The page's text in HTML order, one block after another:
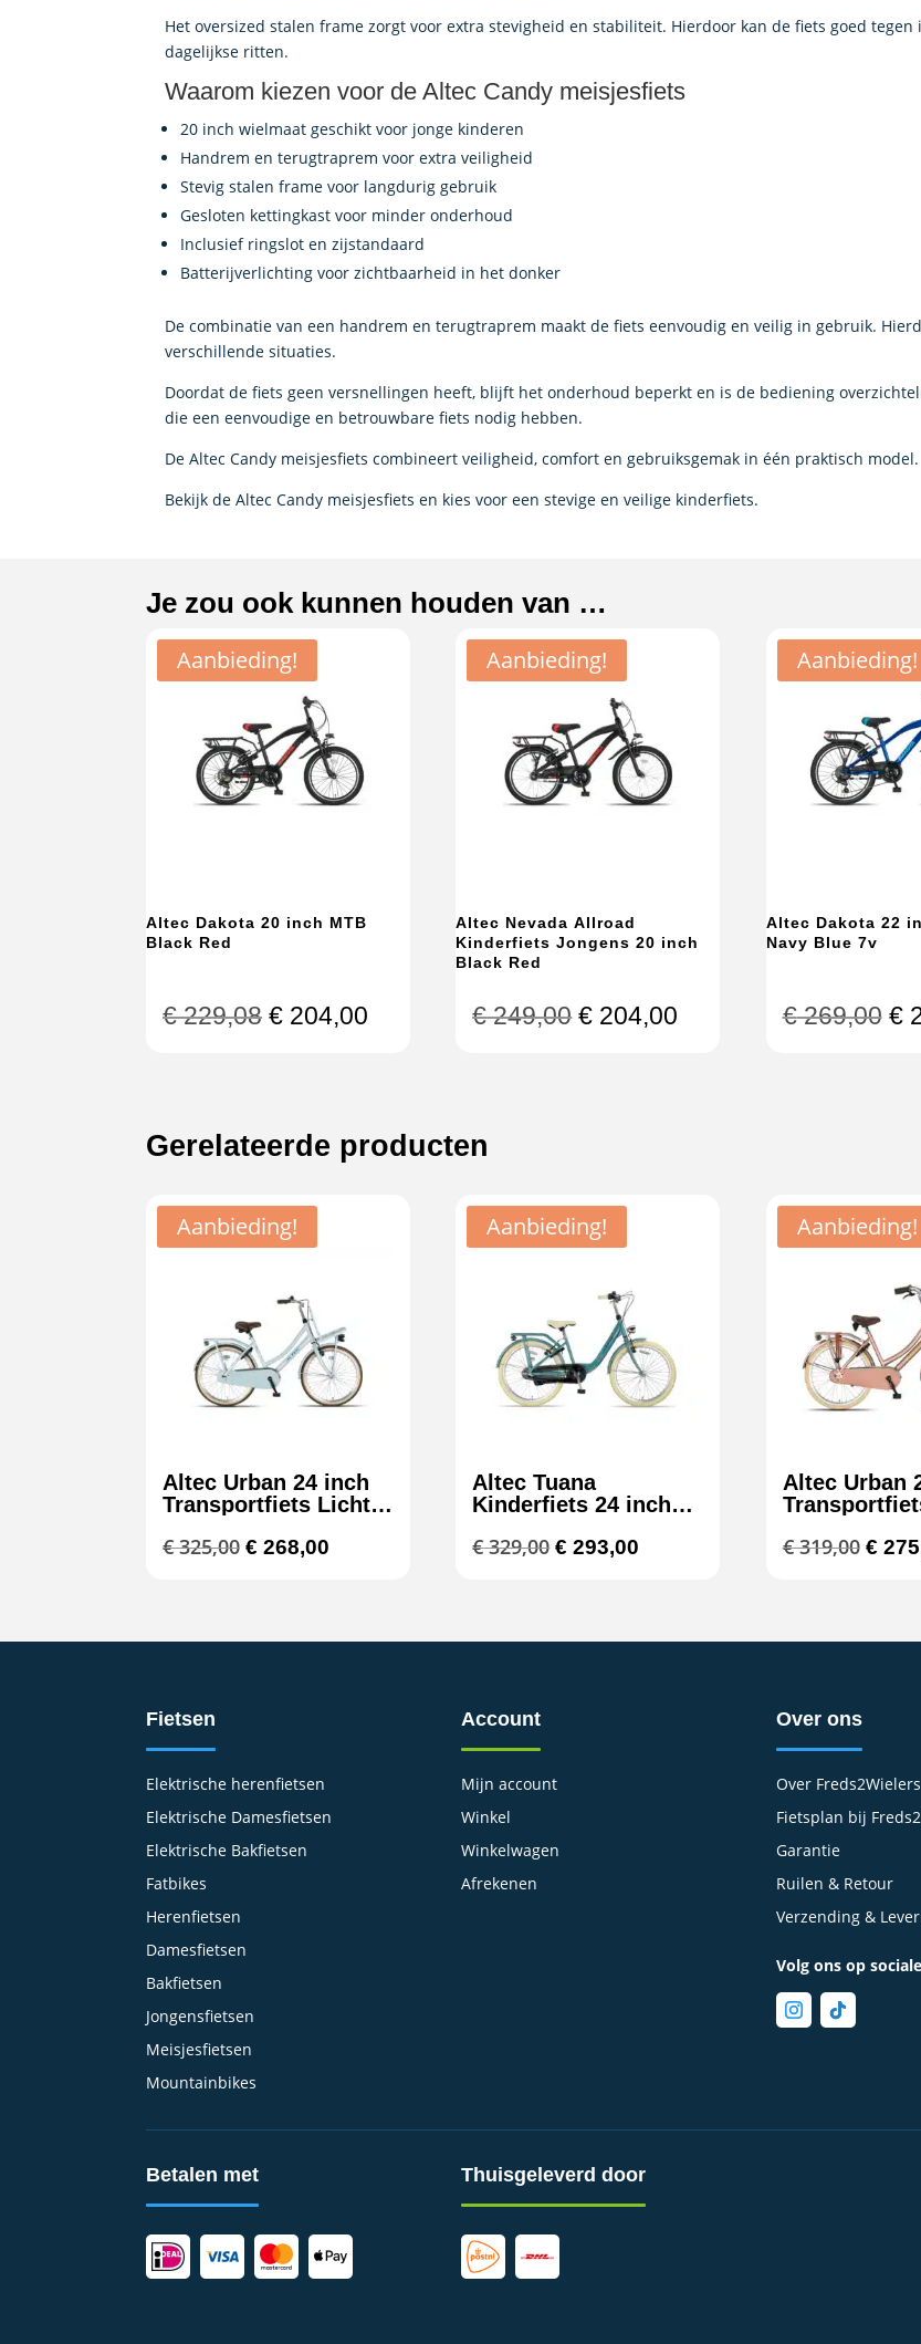
Het oversized stalen frame zorgt voor extra stevigheid en stabiliteit. Hierdoor kan de fiets goed
dagelijkse ritten.
Waarom kiezen voor de Altec Candy meisjesfiets
20 inch wielmaat geschikt voor jonge kinderen
Handrem en terugtraprem voor extra veiligheid
Stevig stalen frame voor langdurig gebruik
Gesloten kettingkast voor minder onderhoud
Inclusief ringslot en zijstandaard
Batterijverlichting voor zichtbaarheid in het donker
De combinatie van een handrem en terugtraprem maakt de fiets eenvoudig en veilig in gebruik.
verschillende situaties.
Doordat de fiets geen versnellingen heeft, blijft het onderhoud beperkt en is de bediening
die een eenvoudige en betrouwbare fiets nodig hebben.
De Altec Candy meisjesfiets combineert veiligheid, comfort en gebruiksgemak in één praktisch model.
Bekijk de Altec Candy meisjesfiets en kies voor een stevige en veilige kinderfiets.
Je zou ook kunnen houden van …
Aanbieding!
Altec Dakota 20 inch MTB
Black Red
€229,08 Oorspronkelijke
€ 204,00
Aanbieding!
Altec Nevada Allroad
Kinderfiets Jongens 20 inch
Black Red
€249,00 Oorspronkelijke
€ 204,00
Aanbieding!
Altec Dakota 22
Navy Blue 7v
€269,00 €
Gerelateerde producten
Aanbieding!
Altec Urban 24 inch
Transportfiets Licht
€325,00 Oorspronkelijke
€ 268,00
Aanbieding!
Altec Tuana
Kinderfiets 24 inch
Hemelsblauw
€329,00Oorspronkelijke
€ 293,00
Aanbieding!
Altec Urban
€319,00 €
Fietsen
Elektrische herenfietsen
Elektrische Damesfietsen
Elektrische Bakfietsen
Fatbikes
Herenfietsen
Damesfietsen
Bakfietsen
Jongensfietsen
Meisjesfietsen
Mountainbikes
Account
Mijn account
Winkel
Winkelwagen
Afrekenen
Over ons
Over Freds2Wielers
Fietsplan bij
Garantie
Ruilen & Retour
Verzending &
Volg ons op
Betalen met Thuisgeleverd door